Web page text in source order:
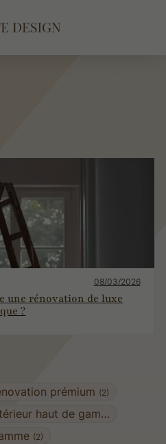
prémium (2)
Aménagement intérieur haut de gamme
(2)
08/03/2026
une rénovation de luxe
?